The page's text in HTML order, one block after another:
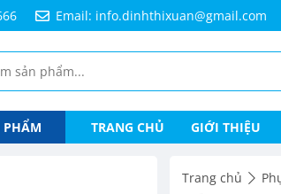
Email: info.dinhthixuan@gmail.com
PHẨM TRANG CHỦ GIỚI THIỆU
Trang chủ